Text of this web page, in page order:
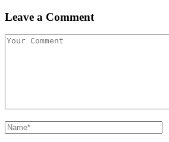
Leave a Comment